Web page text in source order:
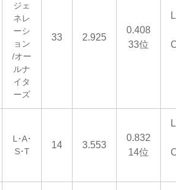
ジェ
ネレ
ーシ
ョン
/オー
ルナ
イタ
ーズ
33 2.925
0.408
33位
L･A･
S･T
14 3.553
0.832
14位